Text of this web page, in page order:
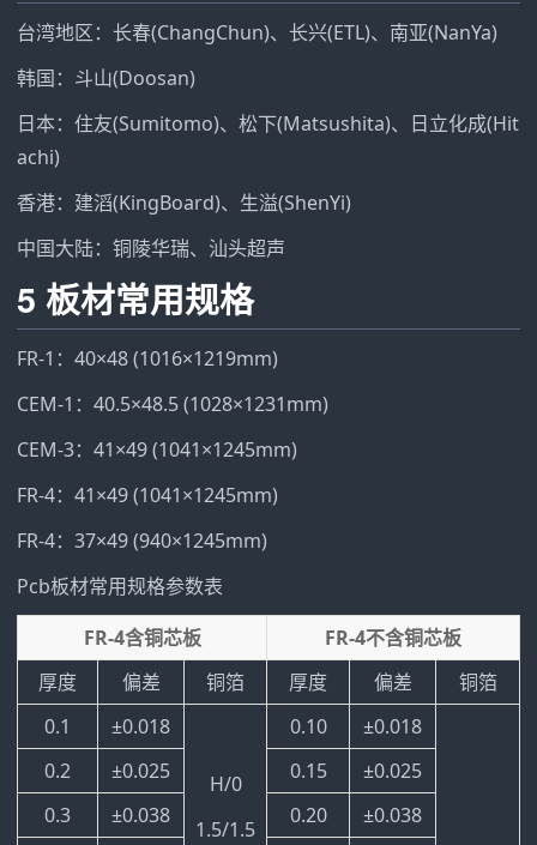
台湾地区：长春(ChangChun)、长兴(ETL)、南亚(NanYa)
韩国：斗山(Doosan)
日本：住友(Sumitomo)、松下(Matsushita)、日立化成(Hit
achi)
香港：建滔(KingBoard)、生溢(ShenYi)
中国大陆：铜陵华瑞、汕头超声
5 板材常用规格
FR-1：40×48 (1016×1219mm)
CEM-1：40.5×48.5 (1028×1231mm)
CEM-3：41×49 (1041×1245mm)
FR-4：41×49 (1041×1245mm)
FR-4：37×49 (940×1245mm)
Pcb板材常用规格参数表
FR-4含铜芯板
FR-4不含铜芯板
厚度
偏差 铜箔 厚度 偏差
铜箔
0.1
±0.018
H/0
1.5/1.5
0.10 ±0.018
0.2 ±0.025 0.15
±0.025
0.3
±0.038 0.20
±0.038